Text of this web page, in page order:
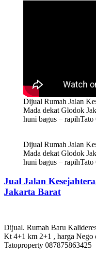
Dijual Rumah Jalan
Mada dekat Glodok
huni bagus –
Dijual Rumah Jalan
Mada dekat Glodok
huni bagus –
Jual Jalan
Jakarta Barat
Dijual. Rumah Baru
Kt 4+1 km 2+1 , harga Nego
Tatoproperty 087875863425